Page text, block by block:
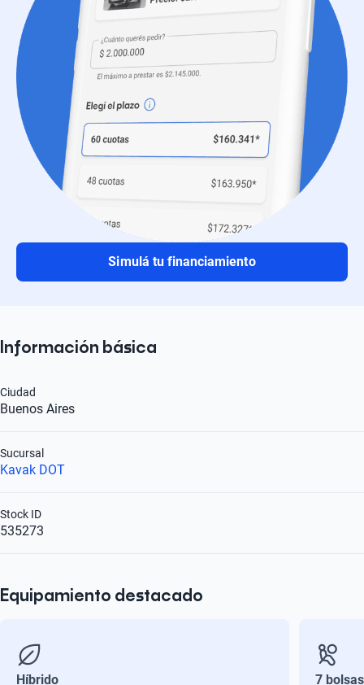
Simulá tu financiamiento
Información básica
Buenos Aires
Ciudad
Kavak DOT
Sucursal
535273
Stock ID
Equipamiento destacado
Híbrido 7